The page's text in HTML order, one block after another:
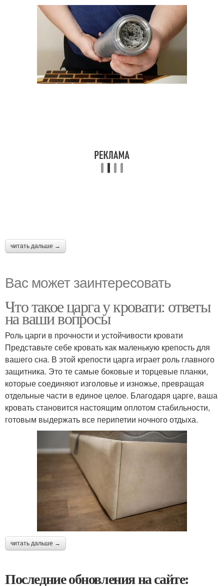
читать дальше →
Вас может заинтересовать
Что такое царга у кровати: ответы
на ваши вопросы
Роль царги в прочности и устойчивости кровати
Представьте себе кровать как маленькую крепость для
вашего сна. В этой крепости царга играет роль главного
защитника. Это те самые боковые и торцевые планки,
которые соединяют изголовье и изножье, превращая
отдельные части в единое целое. Благодаря царге, ваша
кровать становится настоящим оплотом стабильности,
готовым выдержать все перипетии ночного отдыха.
читать дальше →
Последние обновления на сайте: